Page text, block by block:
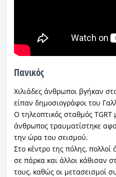
Πανικός
Χιλιάδες άνθρωποι βγήκαν
είπαν δημοσιογράφοι του
Ο τηλεοπτικός σταθμός TGRT
άνθρωπος τραυματίστηκε
την ώρα του σεισμού.
Στο κέντρο της πόλης,
σε πάρκα και άλλοι κάθισαν
τους, καθώς οι μετασεισμοί